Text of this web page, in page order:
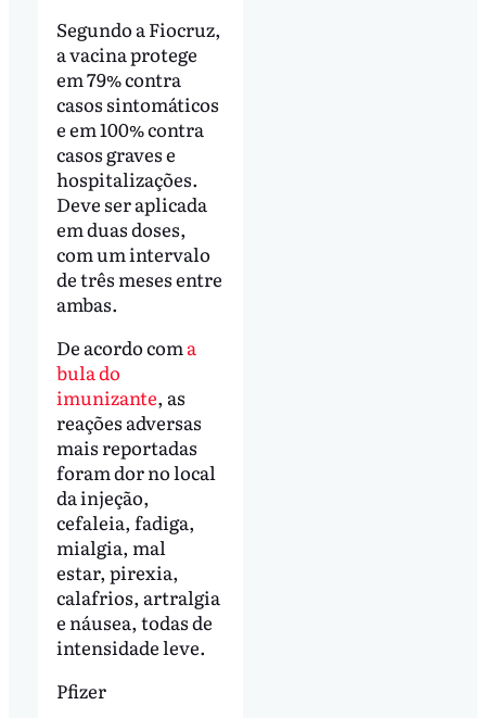
Segundo a Fiocruz,
a vacina protege
em 79% contra
casos sintomáticos
e em 100% contra
casos graves e
hospitalizações.
Deve ser aplicada
em duas doses,
com um intervalo
de três meses entre
ambas.
De acordo com a
bula do
imunizante, as
reações adversas
mais reportadas
foram dor no local
da injeção,
cefaleia, fadiga,
mialgia, mal
estar, pirexia,
calafrios, artralgia
e náusea, todas de
intensidade leve.
Pfizer